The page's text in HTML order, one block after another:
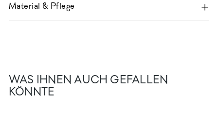
Material & Pflege
WAS IHNEN AUCH GEFALLEN
KÖNNTE